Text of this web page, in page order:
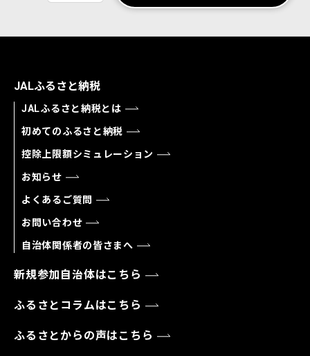
JALふるさと納税
JALふるさと納税とは
初めてのふるさと納税
控除上限額シミュレーション
お知らせ
よくあるご質問
お問い合わせ
自治体関係者の皆さまへ
新規参加自治体はこちら
ふるさとコラムはこちら
ふるさとからの声はこちら